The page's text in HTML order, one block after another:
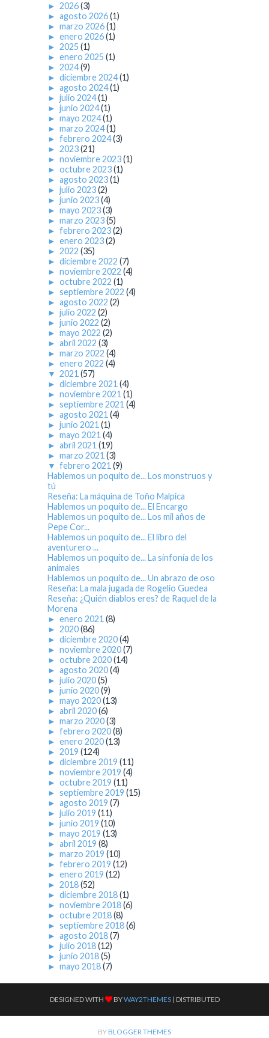
► 2026(3)
► agosto 2026(1)
► marzo 2026(1)
► enero 2026(1)
► 2025 (1)
► enero 2025 (1)
► 2024(9)
► diciembre 2024(1)
► agosto 2024(1)
► julio 2024(1)
► junio 2024(1)
► mayo 2024(1)
► marzo 2024(1)
► febrero 2024(3)
► 2023(21)
► noviembre 2023(1)
► octubre 2023(1)
► agosto 2023(1)
► julio 2023(2)
► junio 2023(4)
► mayo 2023(3)
► marzo 2023(5)
► febrero 2023(2)
► enero 2023(2)
► 2022 (35)
► diciembre 2022 (7)
► noviembre 2022 (4)
► octubre 2022 (1)
► septiembre 2022 (4)
► agosto 2022 (2)
► julio 2022 (2)
► junio 2022 (2)
► mayo 2022 (2)
► abril 2022 (3)
► marzo 2022 (4)
► enero 2022 (4)
▼ 2021 (57)
► diciembre 2021 (4)
► noviembre 2021 (1)
► septiembre 2021 (4)
► agosto 2021 (4)
► junio 2021 (1)
► mayo 2021 (4)
► abril 2021 (19)
► marzo 2021 (3)
▼ febrero 2021 (9)
Hablemos un poquito de... Los monstruos y
tú
Reseña: La máquina de Toño Malpica
Hablemos un poquito de... El Encargo
Hablemos un poquito de... Los mil años de
Pepe Cor...
Hablemos un poquito de... El libro del
aventurero ...
Hablemos un poquito de... La sinfonía de los
animales
Hablemos un poquito de... Un abrazo de oso
Reseña: La mala jugada de Rogelio Guedea
Reseña: ¿Quién diablos eres? de Raquel de la
Morena
► enero 2021 (8)
► 2020(86)
► diciembre 2020(4)
► noviembre 2020(7)
► octubre 2020(14)
► agosto 2020(4)
► julio 2020(5)
► junio 2020(9)
► mayo 2020(13)
► abril 2020(6)
► marzo 2020(3)
► febrero 2020(8)
► enero 2020(13)
► 2019 (124)
► diciembre 2019 (11)
► noviembre 2019 (4)
► octubre 2019 (11)
► septiembre 2019 (15)
► agosto 2019 (7)
► julio 2019 (11)
► junio 2019 (10)
► mayo 2019 (13)
► abril 2019 (8)
► marzo 2019 (10)
► febrero 2019 (12)
► enero 2019 (12)
► 2018(52)
► diciembre 2018(1)
► noviembre 2018(6)
► octubre 2018(8)
► septiembre 2018(6)
► agosto 2018(7)
► julio 2018(12)
► junio 2018(5)
► mayo 2018(7)
DESIGNED WITH BYWAY2THEMES| DISTRIBUTED
BYBLOGGER THEMES